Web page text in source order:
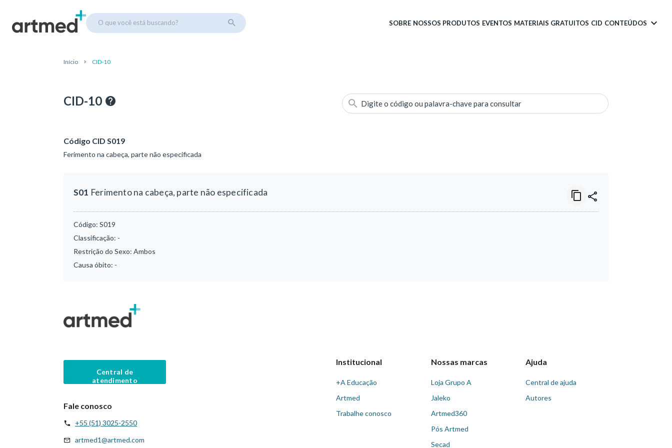
O que você está buscando? SOBRE NOSSOS PRODUTOS EVENTOS MATERIAIS GRATUITOS CID CONTEÚDOS
Início CID-10
CID-10 Digite o código ou palavra-chave para consultar
Código CID S019
Ferimento na cabeça, parte não especificada
S01 Ferimento na cabeça, parte não especificada
Código: S019
Classificação: -
Restrição do Sexo: Ambos
Causa óbito: -
Central de
atendimento
Fale conosco
+55 (51) 3025-2550
artmed1@artmed.com
Institucional
+A Educação
Artmed
Trabalhe conosco
Nossas marcas
Loja Grupo A
Jaleko
Artmed360
Pós Artmed
Secad
Ajuda
Central de ajuda
Autores